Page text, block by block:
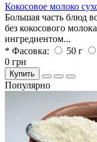
Кокосовое молоко
Большая часть блюд
без кокосового
ингредиентом...
* Фасовка:
50 г
0 грн
Купить
Популярно